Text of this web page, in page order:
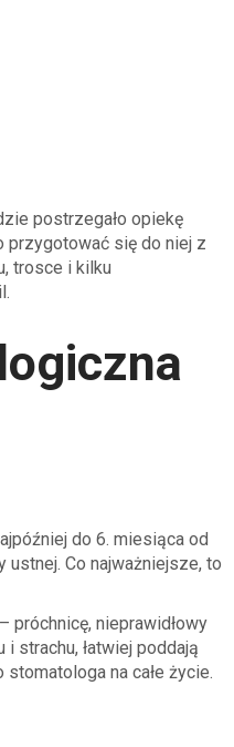
postrzegało opiekę
przygotować się do niej z
trosce i kilku
do 6. miesiąca od
Co najważniejsze, to
próchnicę, nieprawidłowy
strachu, łatwiej poddają
na całe życie.